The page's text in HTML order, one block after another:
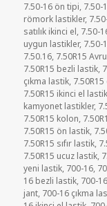
7.50-16 ön tipi, 7.50-
römork lastikler,
satılık ikinci el, 7.50-
uygun lastikler, 7.50-
7.50.16, 7.50R15
7.50R15 bezli lastik,
çıkma lastik,
7.50R15 ikinci el lastik
kamyonet lastikler,
7.50R15 kolon,
7.50R15 ön lastik,
7.50R15 sıfır lastik,
7.50R15 ucuz lastik,
yeni lastik, 700-16,
16 bezli lastik, 700-
jant, 700-16 çıkma